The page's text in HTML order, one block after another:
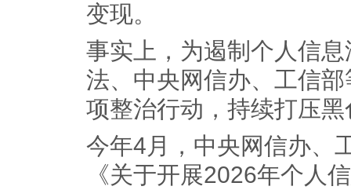
变现。
事实上，为遏制个人信
法、中央网信办、工信
项整治行动，持续打压
今年4月，中央网信办、
《关于开展2026年个人